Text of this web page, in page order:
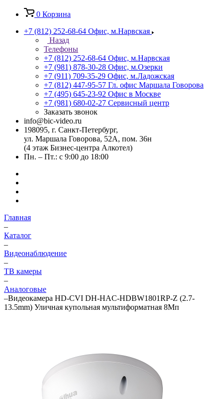
0 Корзина
+7 (812) 252-68-64 Офис, м.Нарвская
Назад
Телефоны
+7 (812) 252-68-64 Офис, м.Нарвская
+7 (981) 878-30-28 Офис, м.Озерки
+7 (911) 709-35-29 Офис, м.Ладожская
+7 (812) 447-95-57 Гл. офис Маршала Говорова
+7 (495) 645-23-92 Офис в Москве
+7 (981) 680-02-27 Сервисный центр
Заказать звонок
info@bic-video.ru
198095, г. Санкт-Петербург,
ул. Маршала Говорова, 52А, пом. 36н
(4 этаж Бизнес-центра Алкотел)
Пн. – Пт.: с 9:00 до 18:00
Главная
–
Каталог
–
Видеонаблюдение
–
ТВ камеры
–
Аналоговые
–Видеокамера HD-CVI DH-HAC-HDBW1801RP-Z (2.7-
13.5mm) Уличная купольная мультиформатная 8Мп